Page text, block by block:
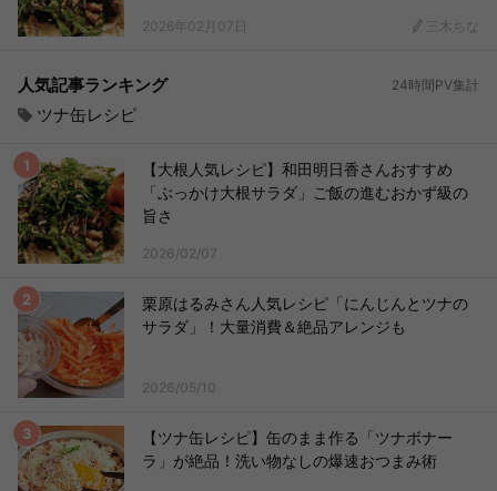
2026年02月07日 三木ちな
人気記事ランキング 24時間PV集計
ツナ缶レシピ
【大根人気レシピ】和田明日香さんおすすめ
「ぶっかけ大根サラダ」ご飯の進むおかず級の
旨さ
2026/02/07
栗原はるみさん人気レシピ「にんじんとツナの
サラダ」！大量消費＆絶品アレンジも
2026/05/10
【ツナ缶レシピ】缶のまま作る「ツナボナー
ラ」が絶品！洗い物なしの爆速おつまみ術